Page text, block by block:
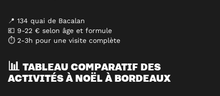
📍 134 quai de Bacalan
💶 9-22 € selon âge et formule
⏱ 2-3h pour une visite complète
📊 TABLEAU COMPARATIF DES
ACTIVITÉS À NOËL À BORDEAUX